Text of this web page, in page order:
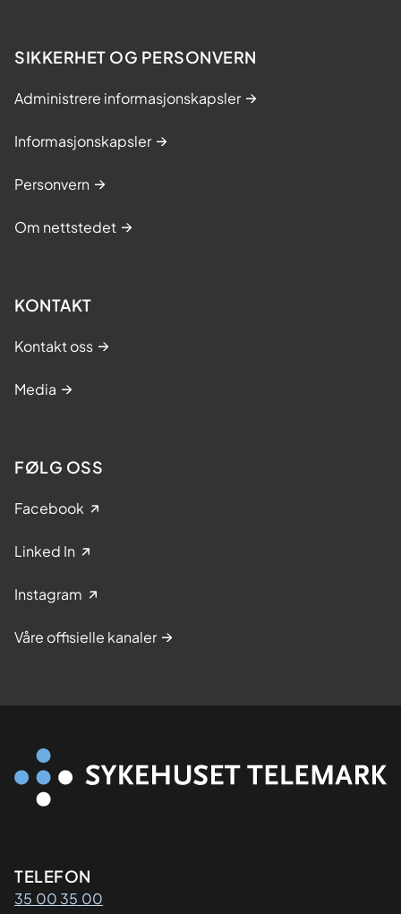
SIKKERHET OG PERSONVERN
Administrere informasjonskapsler
Informasjonskapsler
Personvern
Om nettstedet
KONTAKT
Kontakt oss
Media
FØLG OSS
Facebook
Linked In
Instagram
Våre offisielle kanaler
Kontaktinformasjon
TELEFON
35 00 35 00